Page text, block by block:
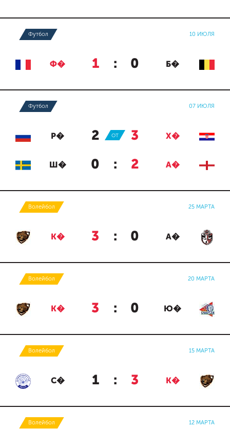
Футбол 10 ИЮЛЯ
Ф� 1 : 0 Б�
Футбол 07 ИЮЛЯ
Р� 2 : 3 Х�
ОТ
Ш� 0 : 2 А�
Волейбол 25 МАРТА
К� 3 : 0 А�
Волейбол 20 МАРТА
К� 3 : 0 Ю�
Волейбол 15 МАРТА
С� 1 : 3 К�
Волейбол 12 МАРТА